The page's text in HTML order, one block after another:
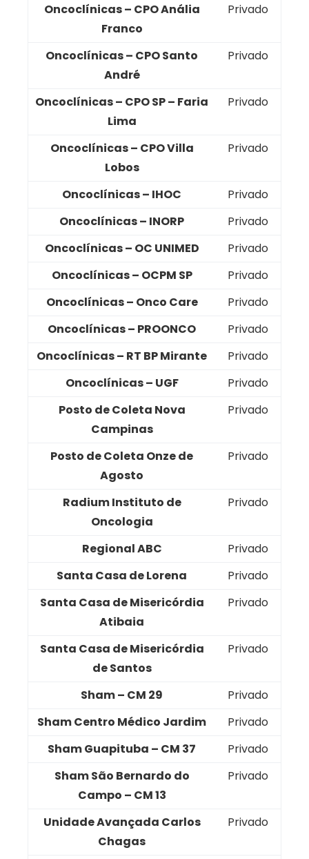
Oncoclínicas – CPO Anália
Franco
Privado
Oncoclínicas – CPO Santo
André
Privado
Oncoclínicas – CPO SP – Faria
Lima
Privado
Oncoclínicas – CPO Villa
Lobos
Privado
Oncoclínicas – IHOC
Privado
Oncoclínicas – INORP
Privado
Oncoclínicas – OC UNIMED
Privado
Oncoclínicas – OCPM SP
Privado
Oncoclínicas – Onco Care
Privado
Oncoclínicas – PROONCO
Privado
Oncoclínicas – RT BP Mirante
Privado
Oncoclínicas – UGF
Privado
Posto de Coleta Nova
Campinas
Privado
Posto de Coleta Onze de
Agosto
Privado
Radium Instituto de
Oncologia
Privado
Regional ABC
Privado
Santa Casa de Lorena
Privado
Santa Casa de Misericórdia
Atibaia
Privado
Santa Casa de Misericórdia
de Santos
Privado
Sham – CM 29
Privado
Sham Centro Médico Jardim
Privado
Sham Guapituba – CM 37
Privado
Sham São Bernardo do
Campo – CM 13
Privado
Unidade Avançada Carlos
Chagas
Privado